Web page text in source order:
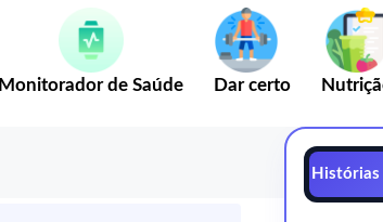
Monitorador de Saúde Dar certo
Histórias